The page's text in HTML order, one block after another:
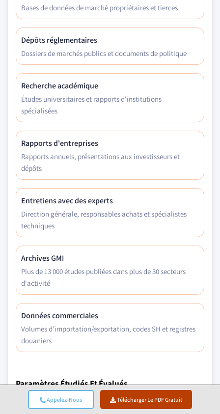
Appelez-Nous Télécharger Le PDF Gratuit
Bases de données de marché propriétaires et tierces
Dépôts réglementaires
Dossiers de marchés publics et documents de politique
Recherche académique
Études universitaires et rapports d'institutions
spécialisées
Rapports d'entreprises
Rapports annuels, présentations aux investisseurs et
dépôts
Entretiens avec des experts
Direction générale, responsables achats et spécialistes
techniques
Archives GMI
Plus de 13 000 études publiées dans plus de 30 secteurs
d'activité
Données commerciales
Volumes d'importation/exportation, codes SH et registres
douaniers
Paramètres Étudiés Et Évalués
Facteurs Macroéconomiques